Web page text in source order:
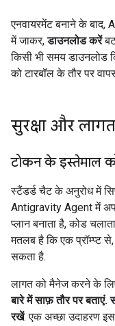
एनवायरमेंट बनाने के बाद,
में जाकर,डाउनलोड करें
किसी भी समय डाउनलोड
को टारबॉल के तौर पर
सुरक्षा और
टोकन के इस्तेमाल
स्टैंडर्ड चैट के अनुरोध में
Antigravity Agent में
प्लान बनाता है, कोड
मतलब है कि एक प्रॉम्प्ट
सकता है.
लागत को मैनेज करने के
बारे में साफ़ तौर पर बताएं.
रखें. एक अच्छा उदाहरण